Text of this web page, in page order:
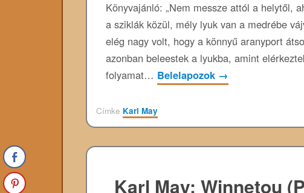
Könyvajánló: „Nem messze attól a helytől,
a sziklák közül, mély lyuk van a medrébe
elég nagy volt, hogy a könnyű aranyport
azonban beleestek a lyukba, amint
folyamat… Belelapozok →
Címke Karl May
Karl May: Winnetou